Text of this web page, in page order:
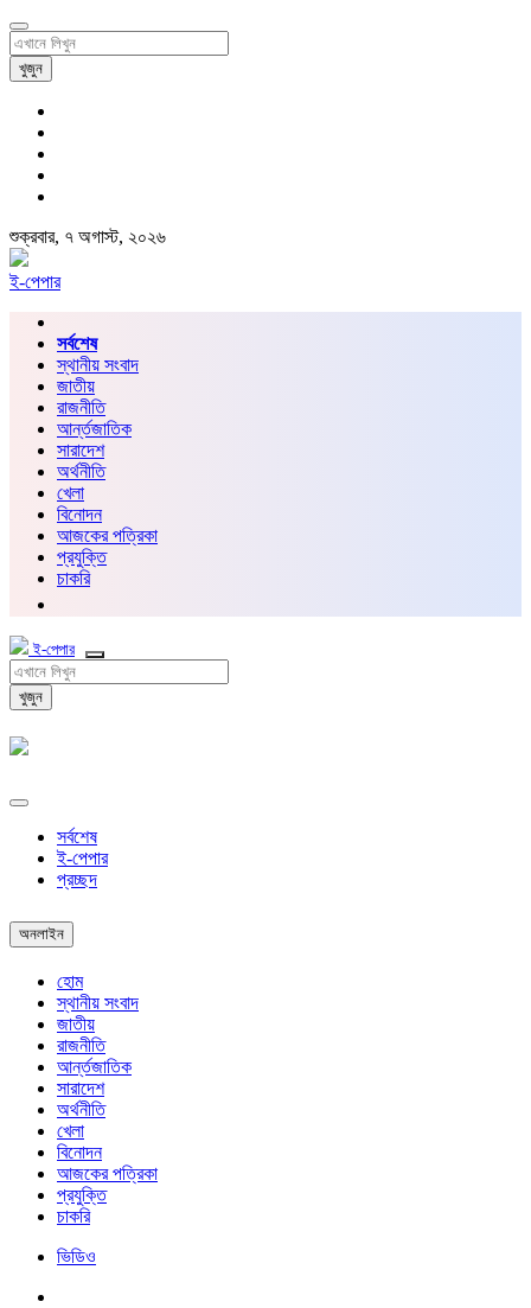
খুজুন
শুক্রবার, ৭ অগাস্ট, ২০২৬
ই-পেপার
সর্বশেষ
স্থানীয় সংবাদ
জাতীয়
রাজনীতি
আর্ন্তজাতিক
সারাদেশ
অর্থনীতি
খেলা
বিনোদন
আজকের পত্রিকা
প্রযুক্তি
চাকরি
ই-পেপার
খুজুন
সর্বশেষ
ই-পেপার
প্রচ্ছদ
অনলাইন
হোম
স্থানীয় সংবাদ
জাতীয়
রাজনীতি
আর্ন্তজাতিক
সারাদেশ
অর্থনীতি
খেলা
বিনোদন
আজকের পত্রিকা
প্রযুক্তি
চাকরি
ভিডিও